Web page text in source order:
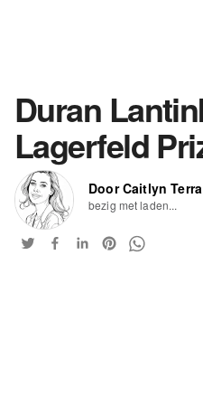
Duran
Lagerfeld
Door Caitlyn Terra
bezig met laden...